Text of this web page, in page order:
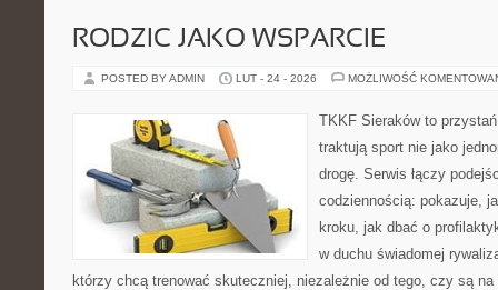
RODZIC JAKO WSPARCIE
POSTED BY ADMIN LUT - 24 - 2026 MOŻLIWOŚĆ
TKKF Sieraków to
traktują sport nie jako
drogę. Serwis łączy
codziennością: pokazuje,
kroku, jak dbać o
w duchu świadomej
którzy chcą trenować skuteczniej, niezależnie od tego, czy są na